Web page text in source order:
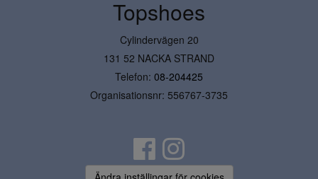
Topshoes
Cylindervägen 20
131 52 NACKA STRAND
Telefon: 08-204425
Organisationsnr: 556767-3735